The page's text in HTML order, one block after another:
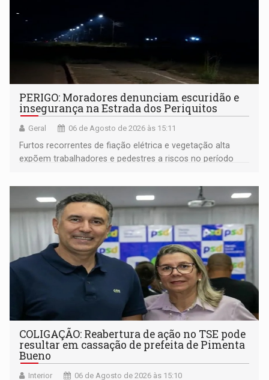
PERIGO: Moradores denunciam escuridão e
insegurança na Estrada dos Periquitos
Geral 06 de Agosto de 2026 às 15:11
Furtos recorrentes de fiação elétrica e vegetação alta
expõem trabalhadores e pedestres a riscos no período
COLIGAÇÃO: Reabertura de ação no TSE pode
resultar em cassação de prefeita de Pimenta
Bueno
Interior 06 de Agosto de 2026 às 15:10